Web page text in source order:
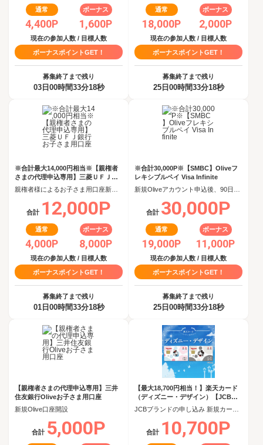
通常
4,400P
ボーナス
1,600P
現在の参加人数 / 目標人数
ボーナスポイントGET！
募集終了まで残り
03日00時間33分17秒
通常
18,000P
ボーナス
2,000P
現在の参加人数 / 目標人数
ボーナスポイントGET！
募集終了まで残り
25日00時間33分17秒
※合計最大14,000円相当※【親権者
さまの代理申込専用】三菱ＵＦＪ銀
行 お子さま用口座
合計 12,000P
通常
4,000P
ボーナス
8,000P
現在の参加人数 / 目標人数
ボーナスポイントGET！
募集終了まで残り
01日00時間33分17秒
※合計30,000P※【SMBC】Oliveフ
レキシブルペイ Visa Infinite
合計 30,000P
通常
19,000P
ボーナス
11,000P
現在の参加人数 / 目標人数
ボーナスポイントGET！
募集終了まで残り
25日00時間33分17秒
【親権者さまの代理申込専用】三井
住友銀行Oliveお子さま用口座
新規Olive口座開設
合計 5,000P
【最大18,700円相当！】楽天カード
（ディズニー・デザイン）【JCBキ
ャンペーン実施中】
合計 10,700P